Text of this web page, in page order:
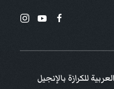
للكرازة بالإنجيل